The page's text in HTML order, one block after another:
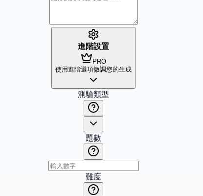
進階設置
PRO
使用進階選項微調您的生成
測驗類型
題數
難度